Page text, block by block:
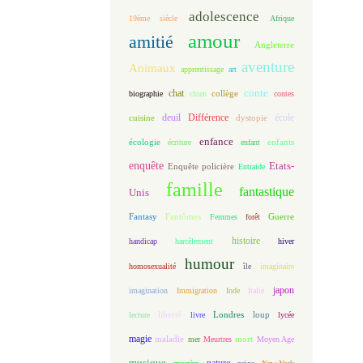
19ème siècle adolescence Afrique
amitié amour Angleterre
Animaux apprentissage art aventure
biographie chat chien collège conte contes
cuisine deuil Différence dystopie école
écologie écriture enfance enfant enfants
enquête Enquête policière Entraide Etats-
Unis famille fantastique
Fantasy Fantômes Femmes forêt Guerre
handicap harcèlement histoire hiver
homosexualité humour île imaginaire
imagination Immigration Inde Italie japon
lecture liberté livre Londres loup lycée
magie maladie mer Meurtres mort Moyen Age